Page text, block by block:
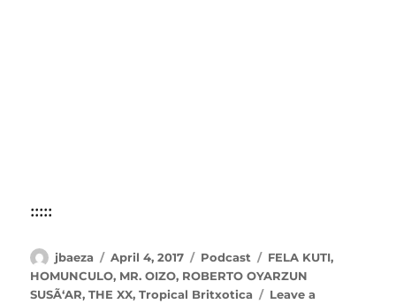
:::::
Author
jbaeza
Posted
on
April 4, 2017 Categories
Podcast Tags
FELA KUTI,
HOMUNCULO, MR. OIZO, ROBERTO OYARZUN
SUSÃ‘AR,THE XX,Tropical Britxotica
Leave a